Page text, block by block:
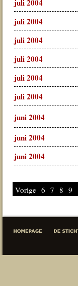
juli 2004
juli 2004
juli 2004
juli 2004
juli 2004
juli 2004
juni 2004
juni 2004
juni 2004
Vorige 6 7 8 9